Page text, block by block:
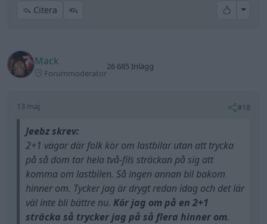
inget mer och inget mindre.
Citera All
Mack
Forummoderator
26 685 Inlägg
13 maj #18
Jeebz skrev:
2+1 vägar där folk kör om lastbilar utan att trycka
på så dom tar hela två-fils sträckan på sig att
komma om lastbilen. Så ingen annan bil bakom
hinner om. Tycker jag är drygt redan idag och det lär
väl inte bli bättre nu. Kör jag om på en 2+1
sträcka så trycker jag på så flera hinner om.